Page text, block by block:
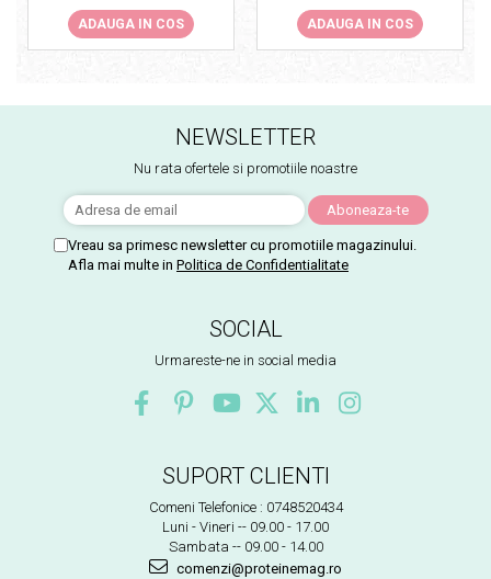
ADAUGA IN COS ADAUGA IN COS
NEWSLETTER
Nu rata ofertele si promotiile noastre
Vreau sa primesc newsletter cu promotiile magazinului.
Afla mai multe in Politica de Confidentialitate
SOCIAL
Urmareste-ne in social media
SUPORT CLIENTI
Comeni Telefonice : 0748520434
Luni - Vineri -- 09.00 - 17.00
Sambata -- 09.00 - 14.00
comenzi@proteinemag.ro